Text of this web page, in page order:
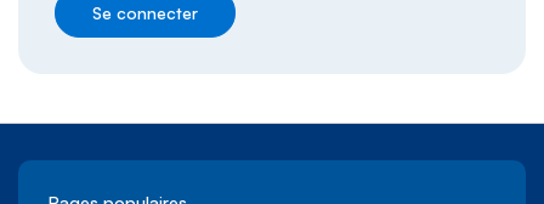
Se connecter